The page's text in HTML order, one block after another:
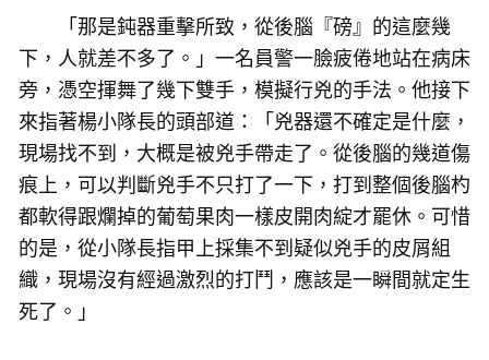
「那是鈍器重擊所致，從後腦『磅』的這麼幾
下，人就差不多了。」一名員警一臉疲倦地站在病床
旁，憑空揮舞了幾下雙手，模擬行兇的手法。他接下
來指著楊小隊長的頭部道：「兇器還不確定是什麼，
現場找不到，大概是被兇手帶走了。從後腦的幾道傷
痕上，可以判斷兇手不只打了一下，打到整個後腦杓
都軟得跟爛掉的葡萄果肉一樣皮開肉綻才罷休。可惜
的是，從小隊長指甲上採集不到疑似兇手的皮屑組
織，現場沒有經過激烈的打鬥，應該是一瞬間就定生
死了。」